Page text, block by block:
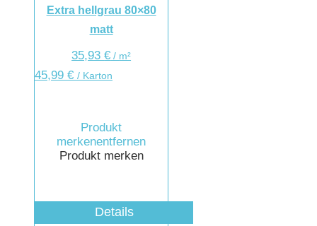
Extra hellgrau 80×80
matt
35,93€ / m²
45,99 € / Karton
Produkt
merkenentfernen
Produkt merken
Details